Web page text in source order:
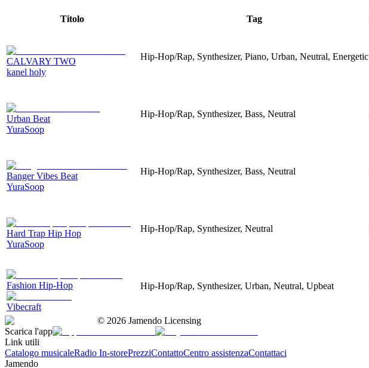
Titolo Tag
CALVARY TWO
kanel holy
Hip-Hop/Rap, Synthesizer, Piano, Urban, Neutral, Energetic
Urban Beat
YuraSoop
Hip-Hop/Rap, Synthesizer, Bass, Neutral
Banger Vibes Beat
YuraSoop
Hip-Hop/Rap, Synthesizer, Bass, Neutral
Hard Trap Hip Hop
YuraSoop
Hip-Hop/Rap, Synthesizer, Neutral
Fashion Hip-Hop
Vibecraft
Hip-Hop/Rap, Synthesizer, Urban, Neutral, Upbeat
© 2026 Jamendo Licensing
Scarica l'app
Link utili
Catalogo musicaleRadio In-storePrezziContattoCentro assistenzaContattaci
Jamendo